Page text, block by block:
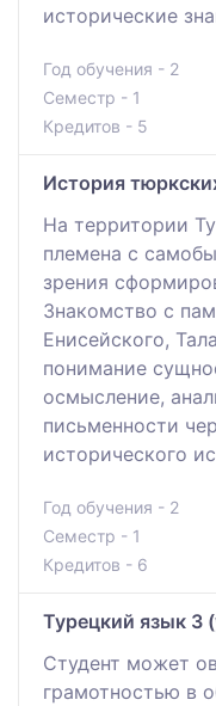
исторические
Год обучения - 2
Семестр - 1
Кредитов - 5
История
На территории
племена с
зрения
Знакомство с
Енисейского,
понимание
осмысление,
письменности
исторического
Год обучения - 2
Семестр - 1
Кредитов - 6
Турецкий язык 3
Студент может
грамотностью в